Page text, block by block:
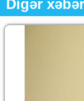
Digər